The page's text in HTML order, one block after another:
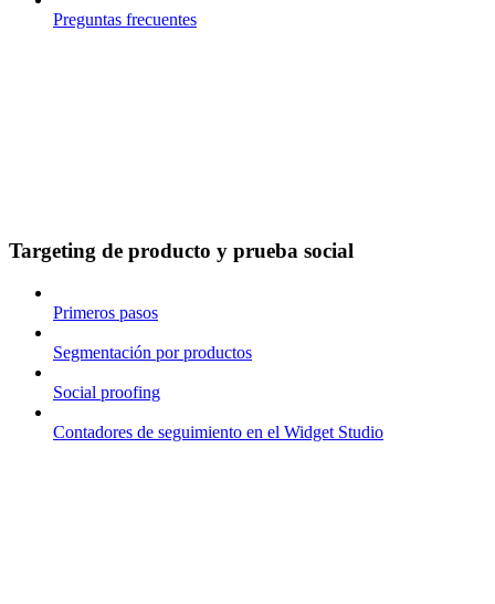
Preguntas frecuentes
Targeting de producto y prueba social
Primeros pasos
Segmentación por productos
Social proofing
Contadores de seguimiento en el Widget Studio